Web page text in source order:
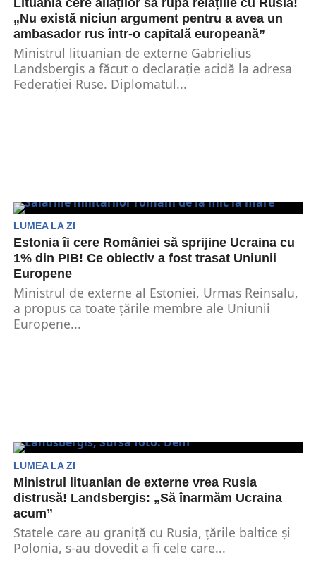
Lituania cere aliaților să rupă relațiile cu Rusia!
„Nu există niciun argument pentru a avea un
ambasador rus într-o capitală europeană”
Ministrul lituanian de externe Gabrielius
Landsbergis a făcut o declarație acidă la adresa
Federației Ruse. Diplomatul...
LUMEA LA ZI
Estonia îi cere României să sprijine Ucraina cu
1% din PIB! Ce obiectiv a fost trasat Uniunii
Europene
Ministrul de externe al Estoniei, Urmas Reinsalu,
a propus ca toate țările membre ale Uniunii
Europene...
LUMEA LA ZI
Ministrul lituanian de externe vrea Rusia
distrusă! Landsbergis: „Să înarmăm Ucraina
acum”
Statele care au graniță cu Rusia, țările baltice și
Polonia, s-au dovedit a fi cele care...